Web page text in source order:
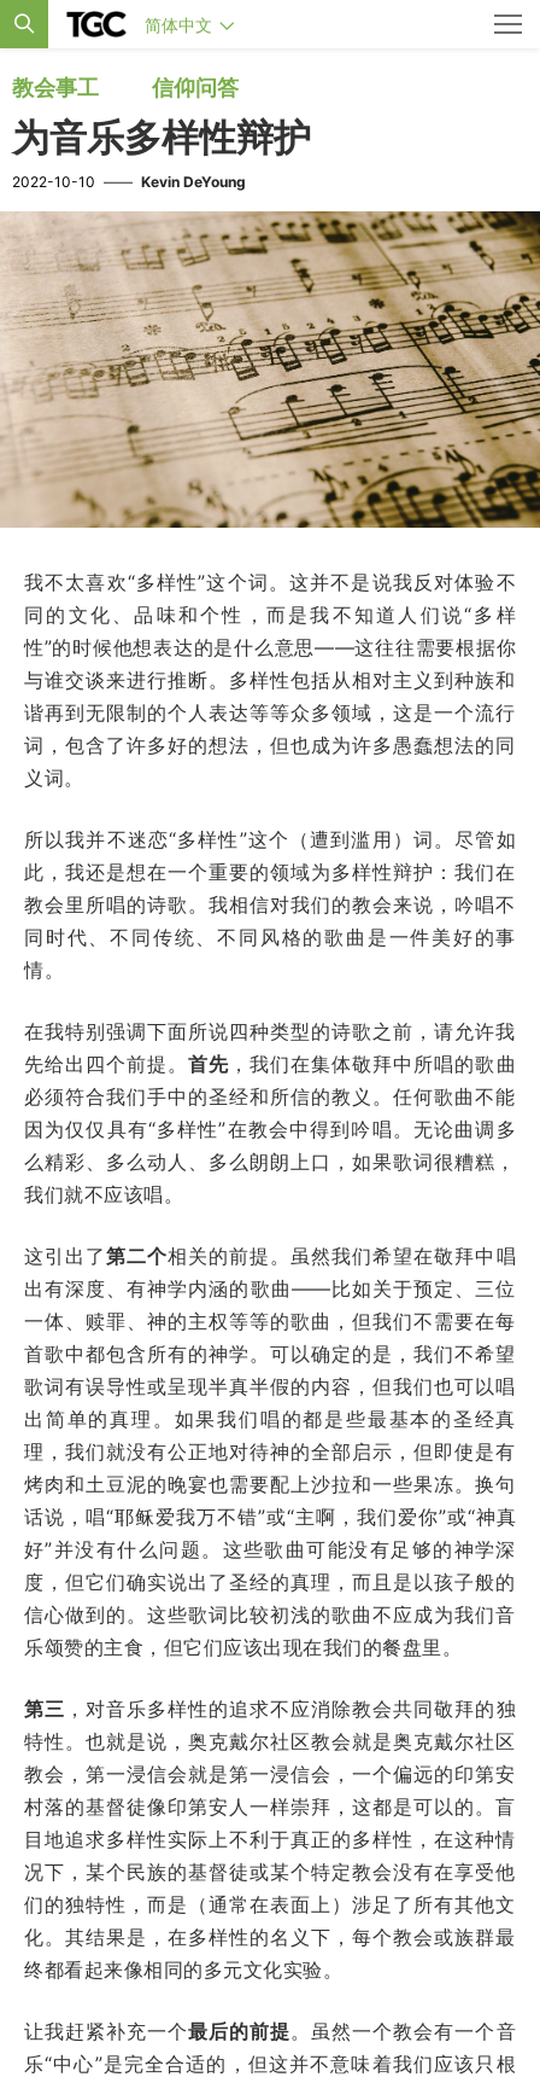
简体中文
教会事工 信仰问答
为音乐多样性辩护
2022-10-10 —— Kevin DeYoung
我不太喜欢“多样性”这个词。这并不是说我反对体验不
同的文化、品味和个性，而是我不知道人们说“多样
性”的时候他想表达的是什么意思——这往往需要根据你
与谁交谈来进行推断。多样性包括从相对主义到种族和
谐再到无限制的个人表达等等众多领域，这是一个流行
词，包含了许多好的想法，但也成为许多愚蠢想法的同
义词。
所以我并不迷恋“多样性”这个（遭到滥用）词。尽管如
此，我还是想在一个重要的领域为多样性辩护：我们在
教会里所唱的诗歌。我相信对我们的教会来说，吟唱不
同时代、不同传统、不同风格的歌曲是一件美好的事
情。
在我特别强调下面所说四种类型的诗歌之前，请允许我
先给出四个前提。首先 ，我们在集体敬拜中所唱的歌曲
必须符合我们手中的圣经和所信的教义。任何歌曲不能
因为仅仅具有“多样性”在教会中得到吟唱。无论曲调多
么精彩、多么动人、多么朗朗上口，如果歌词很糟糕，
我们就不应该唱。
这引出了第二个相关的前提。虽然我们希望在敬拜中唱
出有深度、有神学内涵的歌曲——比如关于预定、三位
一体、赎罪、神的主权等等的歌曲，但我们不需要在每
首歌中都包含所有的神学。可以确定的是，我们不希望
歌词有误导性或呈现半真半假的内容，但我们也可以唱
出简单的真理。如果我们唱的都是些最基本的圣经真
理，我们就没有公正地对待神的全部启示，但即使是有
烤肉和土豆泥的晚宴也需要配上沙拉和一些果冻。换句
话说，唱“耶稣爱我万不错”或“主啊，我们爱你”或“神真
好”并没有什么问题。这些歌曲可能没有足够的神学深
度，但它们确实说出了圣经的真理，而且是以孩子般的
信心做到的。这些歌词比较初浅的歌曲不应成为我们音
乐颂赞的主食，但它们应该出现在我们的餐盘里。
第三 ，对音乐多样性的追求不应消除教会共同敬拜的独
特性。也就是说，奥克戴尔社区教会就是奥克戴尔社区
教会，第一浸信会就是第一浸信会，一个偏远的印第安
村落的基督徒像印第安人一样崇拜，这都是可以的。盲
目地追求多样性实际上不利于真正的多样性，在这种情
况下，某个民族的基督徒或某个特定教会没有在享受他
们的独特性，而是（通常在表面上）涉足了所有其他文
化。其结果是，在多样性的名义下，每个教会或族群最
终都看起来像相同的多元文化实验。
让我赶紧补充一个最后的前提。虽然一个教会有一个音
乐“中心”是完全合适的，但这并不意味着我们应该只根